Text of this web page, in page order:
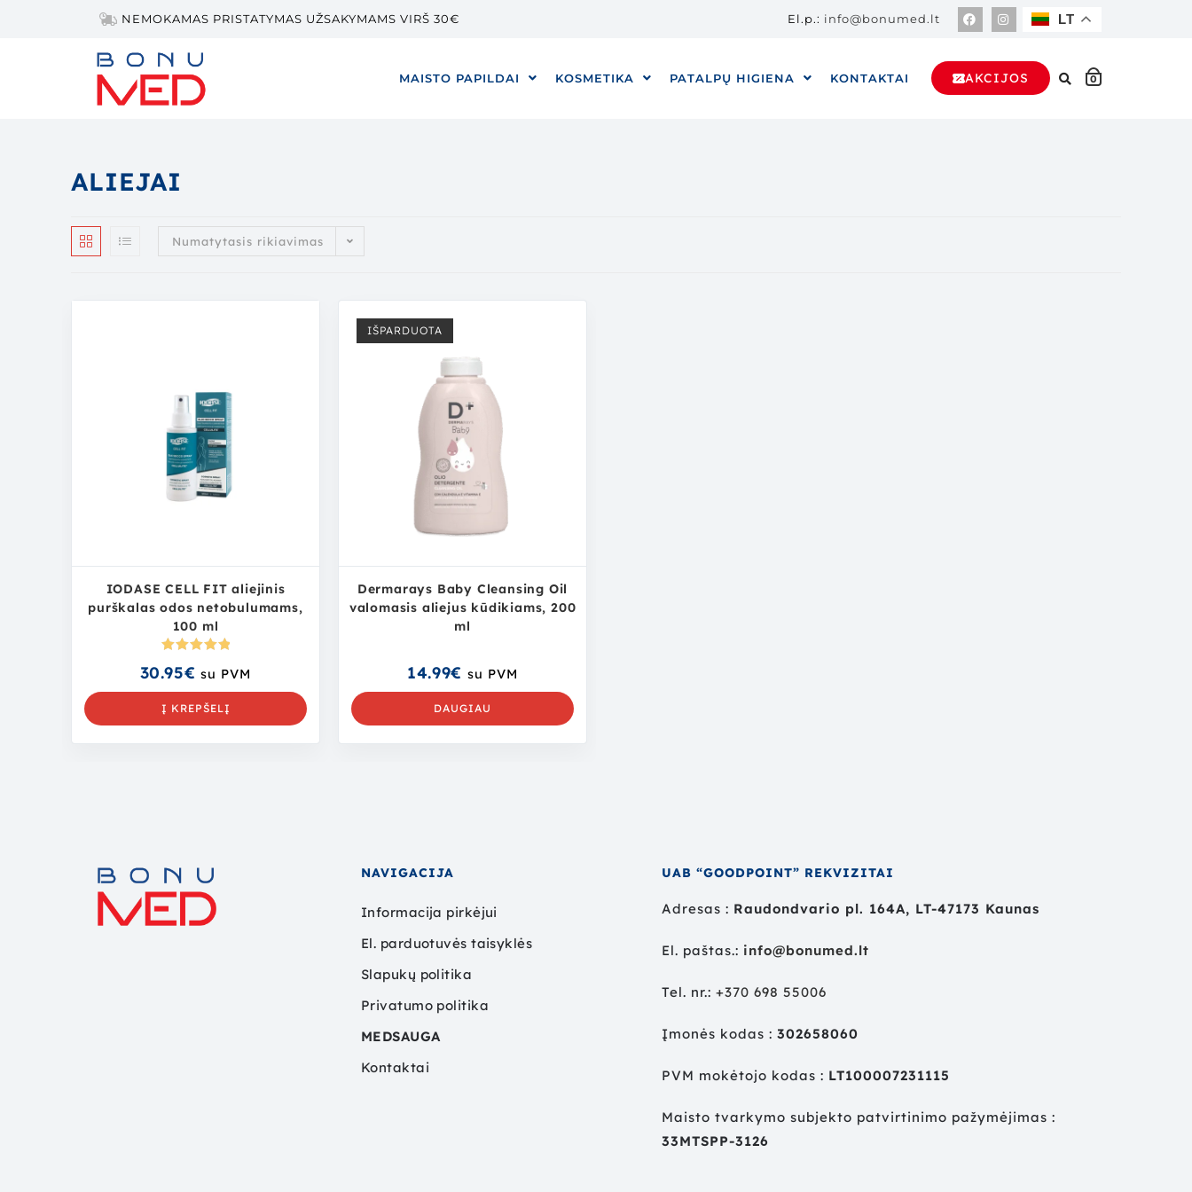
NEMOKAMAS PRISTATYMAS UŽSAKYMAMS VIRŠ 30€ El.p.: info@bonumed.lt LT
MAISTO PAPILDAI KOSMETIKA PATALPŲ HIGIENA KONTAKTAI AKCIJOS 0
ALIEJAI
Numatytasis rikiavimas
IODASE CELL FIT aliejinis
purškalas odos netobulumams,
100 ml
s: 5.00iš
30.95€ su PVM
Į KREPŠELĮ
IŠPARDUOTA
Dermarays Baby Cleansing Oil
valomasis aliejus kūdikiams, 200
ml
14.99€ su PVM
DAUGIAU
NAVIGACIJA
Informacija pirkėjui
El. parduotuvės taisyklės
Slapukų politika
Privatumo politika
MEDSAUGA
Kontaktai
UAB “GOODPOINT” REKVIZITAI
Adresas : Raudondvario pl. 164A, LT-47173 Kaunas
El. paštas.: info@bonumed.lt
Tel. nr.:+370 698 55006
Įmonės kodas :302658060
PVM mokėtojo kodas : LT100007231115
Maisto tvarkymo subjekto patvirtinimo pažymėjimas :
33MTSPP-3126